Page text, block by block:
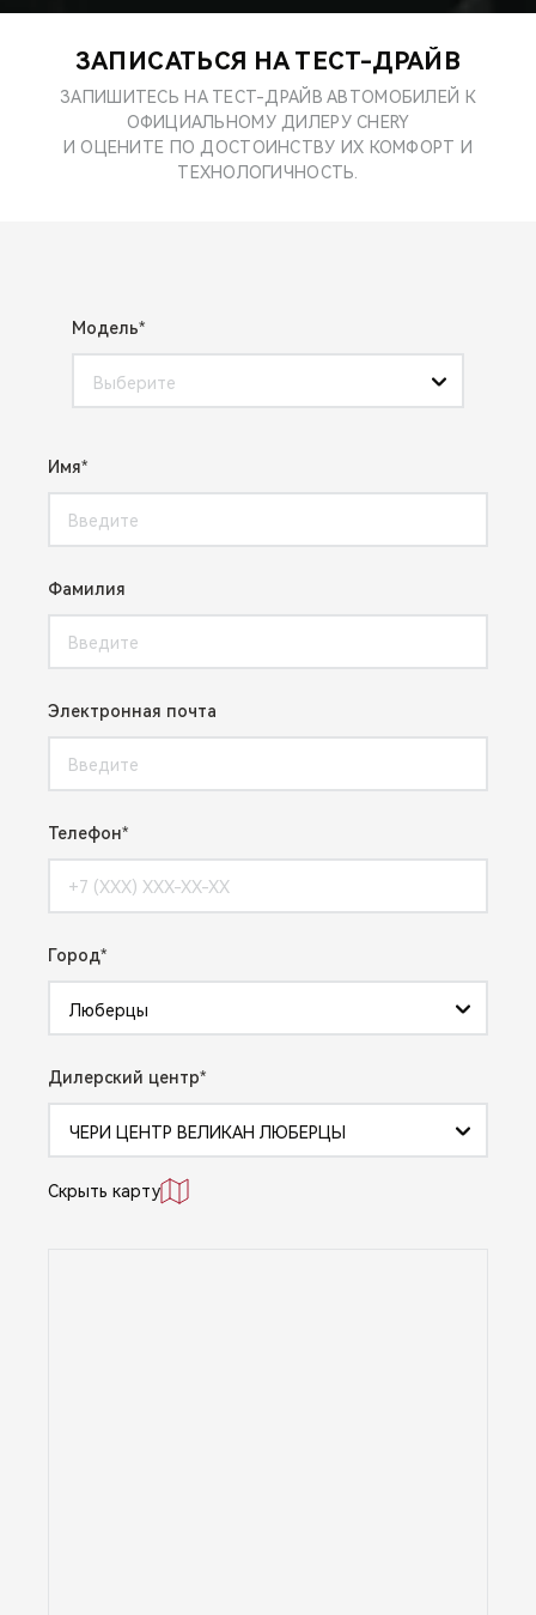
CHERY И СПОРТ
НАШИ МЕРОПРИЯТИЯ
ЗАПИСАТЬСЯ НА ТЕСТ-ДРАЙВ
ЗАПИШИТЕСЬ НА ТЕСТ-ДРАЙВ АВТОМОБИЛЕЙ К
ОФИЦИАЛЬНОМУ ДИЛЕРУ CHERY
И ОЦЕНИТЕ ПО ДОСТОИНСТВУ ИХ КОМФОРТ И
ТЕХНОЛОГИЧНОСТЬ.
Модель
Выберите
Имя
Фамилия
Электронная почта
Телефон
Город
Люберцы
Дилерский центр
ЧЕРИ ЦЕНТР ВЕЛИКАН ЛЮБЕРЦЫ
Скрыть карту